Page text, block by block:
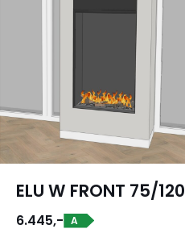
ELU W FRONT 75/120
6.445,- A